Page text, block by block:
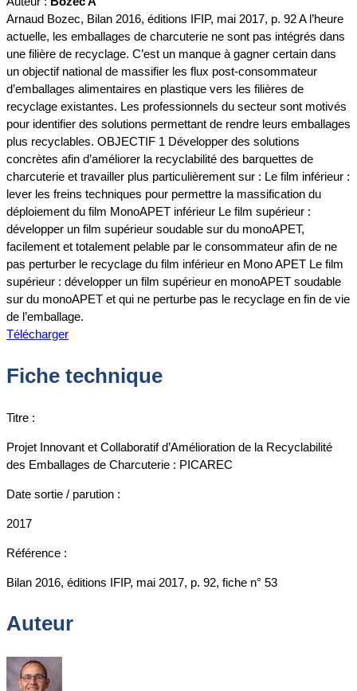
Arnaud Bozec, Bilan 2016, éditions IFIP, mai 2017, p. 92 A l’heure
actuelle, les emballages de charcuterie ne sont pas intégrés dans
une filière de recyclage. C’est un manque à gagner certain dans
un objectif national de massifier les flux post-consommateur
d’emballages alimentaires en plastique vers les filières de
recyclage existantes. Les professionnels du secteur sont motivés
pour identifier des solutions permettant de rendre leurs emballages
plus recyclables. OBJECTIF 1 Développer des solutions
concrètes afin d’améliorer la recyclabilité des barquettes de
charcuterie et travailler plus particulièrement sur : Le film inférieur :
lever les freins techniques pour permettre la massification du
déploiement du film MonoAPET inférieur Le film supérieur :
développer un film supérieur soudable sur du monoAPET,
facilement et totalement pelable par le consommateur afin de ne
pas perturber le recyclage du film inférieur en Mono APET Le film
supérieur : développer un film supérieur en monoAPET soudable
sur du monoAPET et qui ne perturbe pas le recyclage en fin de vie
de l’emballage.
Télécharger
Fiche technique
Titre :
Projet Innovant et Collaboratif d’Amélioration de la Recyclabilité
des Emballages de Charcuterie : PICAREC
Date sortie / parution :
2017
Référence :
Bilan 2016, éditions IFIP, mai 2017, p. 92, fiche n° 53
Auteur